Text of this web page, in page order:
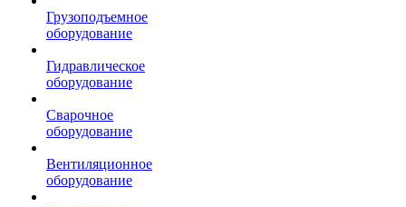
Грузоподъемное
оборудование
Гидравлическое
оборудование
Сварочное
оборудование
Вентиляционное
оборудование